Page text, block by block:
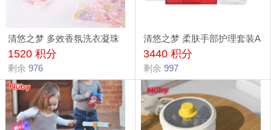
清悠之梦 多效香氛洗衣凝珠
30颗
1520 积分
剩余 976
清悠之梦 柔肤手部护理套装A
3440 积分
剩余 997